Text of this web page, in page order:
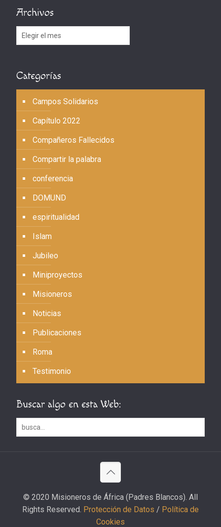
Archivos
Archivos
Categorías
Campos Solidarios
Capítulo 2022
Compañeros Fallecidos
Compartir la palabra
conferencia
DOMUND
espiritualidad
Islam
Jubileo
Miniproyectos
Misioneros
Noticias
Publicaciones
Roma
Testimonio
Buscar algo en esta Web:
© 2020 Misioneros de África (Padres Blancos). All
Rights Reserved. Protección de Datos / Política de
Cookies